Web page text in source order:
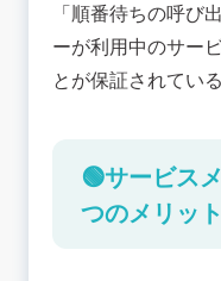
「順番待ちの呼び
ーが利用中のサー
とが保証されてい
🟢サービス
つのメリット